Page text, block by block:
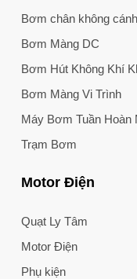
Bơm chân không
Bơm Màng DC
Bơm Hút Không Khí
Bơm Màng Vi Trình
Máy Bơm Tuần Hoàn
Trạm Bơm
Motor Điện
Quạt Ly Tâm
Motor Điện
Phụ kiện